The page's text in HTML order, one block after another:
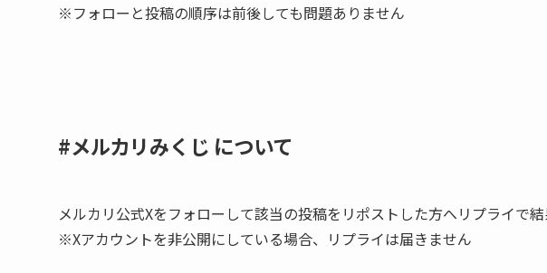
※フォローと投稿の順序は前後しても問題ありません
#メルカリみくじ について
メルカリ公式Xをフォローして該当の投稿をリポストした方へリプライで結
※Xアカウントを非公開にしている場合、リプライは届きません